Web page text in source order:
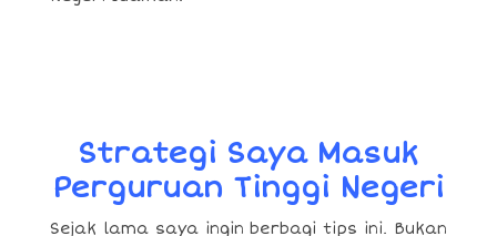
Strategi Saya Masuk
Perguruan Tinggi Negeri
Sejak lama saya ingin berbagi tips ini. Bukan